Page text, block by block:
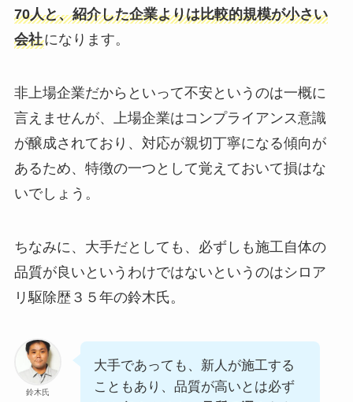
70人と、紹介した企業よりは比較的規模が小さい
会社になります。
非上場企業だからといって不安というのは一概に
言えませんが、上場企業はコンプライアンス意識
が醸成されており、対応が親切丁寧になる傾向が
あるため、特徴の一つとして覚えておいて損はな
いでしょう。
ちなみに、大手だとしても、必ずしも施工自体の
品質が良いというわけではないというのはシロア
リ駆除歴３５年の鈴木氏。
鈴木氏
大手であっても、新人が施工する
こともあり、品質が高いとは必ず